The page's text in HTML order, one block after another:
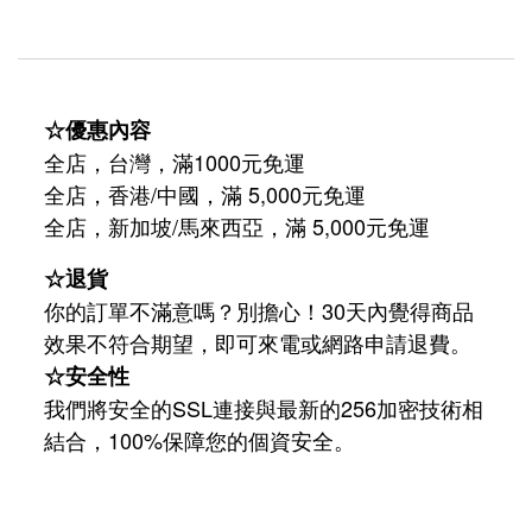
☆優惠內容
全店，台灣，滿1000元免運
全店，香港/中國，滿 5,000元免運
全店，新加坡/馬來西亞，滿 5,000元免運
☆退貨
你的訂單不滿意嗎？別擔心！30天內覺得商品
效果不符合期望，即可來電或網路申請退費。
☆安全性
我們將安全的SSL連接與最新的256加密技術相
結合，100%保障您的個資安全。